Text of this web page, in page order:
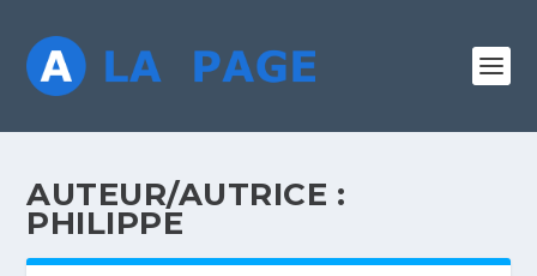
AUTEUR/AUTRICE :
PHILIPPE